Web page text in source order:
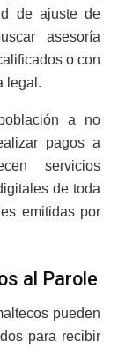
de ajuste de
asesoría
o con
legal.
a no
pagos a
servicios
de toda
emitidas por
al Parole
pueden
para recibir